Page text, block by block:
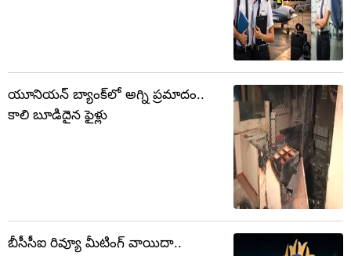
యూనియన్ బ్యాంక్‌లో అగ్ని ప్రమాదం..
కాలి బూడిదైన ఫైళ్లు
బీసీసీఐ రివ్యూ మీటింగ్ వాయిదా..